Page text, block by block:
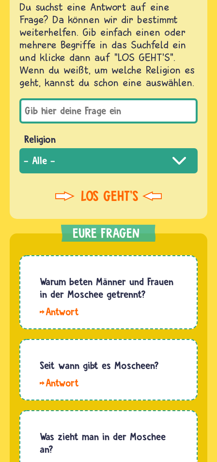
Du suchst eine Antwort auf eine
Frage? Da können wir dir bestimmt
weiterhelfen. Gib einfach einen oder
mehrere Begriffe in das Suchfeld ein
und klicke dann auf "LOS GEHT'S".
Wenn du weißt, um welche Religion es
geht, kannst du schon eine auswählen.
Religion
Warum beten Männer und Frauen
in der Moschee getrennt?
Julian,
und
Seit es
Musliminnen
und
gibt, ist
es üblich,
Seit wann gibt es Moscheen?
Flocke,
Lila und
Selin. Die
Was zieht man in der Moschee
an?